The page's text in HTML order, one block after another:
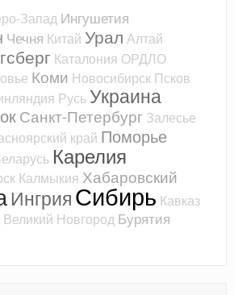
Запад Ингушетия
Чечня Китай Урал Алтай
Каталония ОРДЛО
Коми Новосибирск Псков
Русь Украина
Санкт-Петербург Залесье
край Поморье
Карелия
Калмыкия Хабаровский
ИнгрияСибирь Кавказ
Великий Новгород Бурятия